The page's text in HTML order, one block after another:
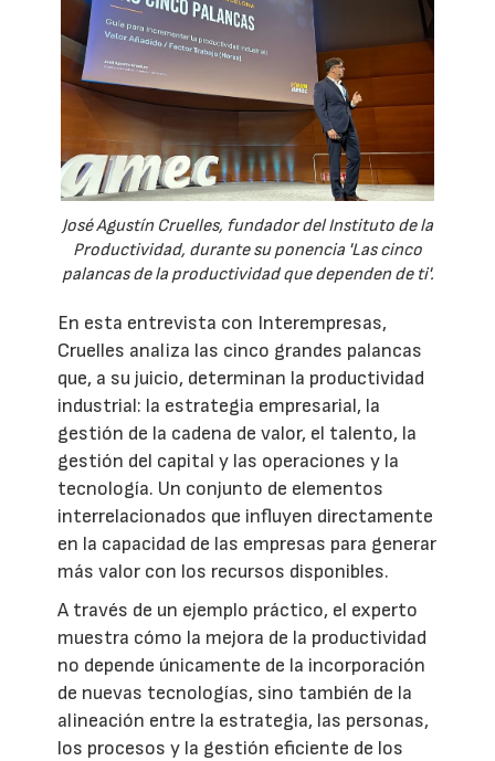
José Agustín Cruelles, fundador del Instituto de la
Productividad, durante su ponencia 'Las cinco
palancas de la productividad que dependen de ti'.
En esta entrevista con Interempresas,
Cruelles analiza las cinco grandes palancas
que, a su juicio, determinan la productividad
industrial: la estrategia empresarial, la
gestión de la cadena de valor, el talento, la
gestión del capital y las operaciones y la
tecnología. Un conjunto de elementos
interrelacionados que influyen directamente
en la capacidad de las empresas para generar
más valor con los recursos disponibles.
A través de un ejemplo práctico, el experto
muestra cómo la mejora de la productividad
no depende únicamente de la incorporación
de nuevas tecnologías, sino también de la
alineación entre la estrategia, las personas,
los procesos y la gestión eficiente de los